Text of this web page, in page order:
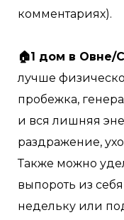
комментариях).
🏠1 дом в Овне/
лучше
пробежка,
и вся лишняя
раздражение,
Также можно
выпороть из
недельку или